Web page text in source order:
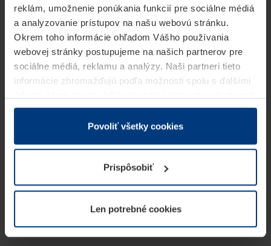
reklám, umožnenie ponúkania funkcií pre sociálne médiá
a analyzovanie prístupov na našu webovú stránku.
Okrem toho informácie ohľadom Vášho používania
webovej stránky postupujeme na našich partnerov pre
sociálne médiá, reklamu a analýzy. Naši partneri tieto
informácie zhromažďujú podľa možnosti spolu s ďalšími
v rámci Vášho využívania služieb.
Z právneho hľadiska môžeme cookies ukladať na Vašom
prevádzku tejto stránky. Pre všetky ostatné typy cookie
potrebujeme Vaše povolenie. Vaše povolenie môžete
kedykoľvek zmeniť alebo odvolať vo vysvetlení cookie
našej webovej stránky.
Povoliť všetky cookies
Prispôsobiť
Len potrebné cookies